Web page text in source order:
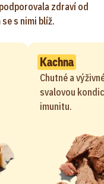
zdraví od
s nimi blíž.
Kachna
Chutné a
svalovou
imunitu.